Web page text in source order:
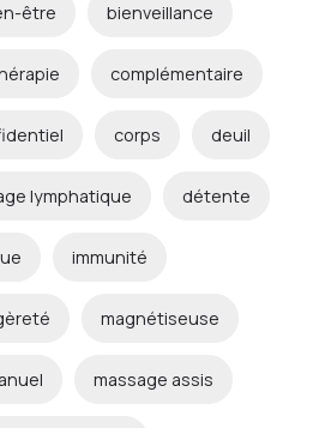
être bienveillance
complémentaire
corps deuil
lymphatique détente
immunité
magnétiseuse
massage assis